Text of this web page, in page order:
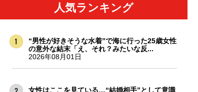
人気ランキング
“男性が好きそうな水着”で海に行った25歳女性
の意外な結末「え、それ？みたいな反...
2026年08月01日
女性はここを見ている…“結婚相手”として意識